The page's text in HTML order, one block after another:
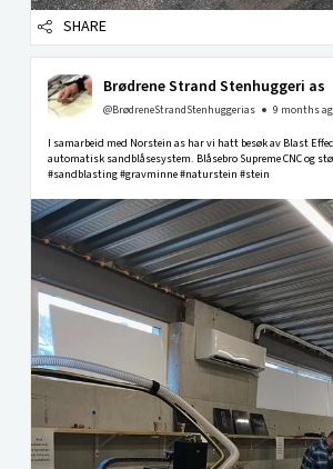
SHARE
Brødrene Strand Stenhuggeri as
@BrødreneStrandStenhuggerias 9 months
I samarbeid med Norstein as har vi hatt besøk av Blast
automatisk sandblåsesystem. Blåsebro Supreme CNC og støvfri sandblåser ULTRA.
#sandblasting #gravminne #naturstein #stein